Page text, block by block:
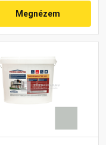
Megnézem